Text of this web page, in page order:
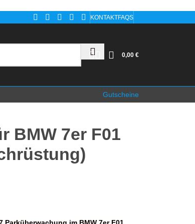
KONTAKTFAQS
0,00 €
Gutscheine
BMW 7er F01